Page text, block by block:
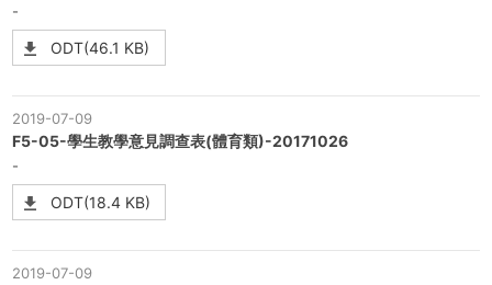
-
ODT(46.1 KB)
2019-07-09
F5-05-學生教學意見調查表(體育類)-20171026
-
ODT(18.4 KB)
2019-07-09